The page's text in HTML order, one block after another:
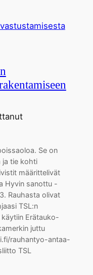
Se on
ja tie kohti
määrittelivät
Hyvin sanottu -
Rauhasta olivat
TSL:n
Erätauko-
juttu
rauhantyo-antaa-
TSL